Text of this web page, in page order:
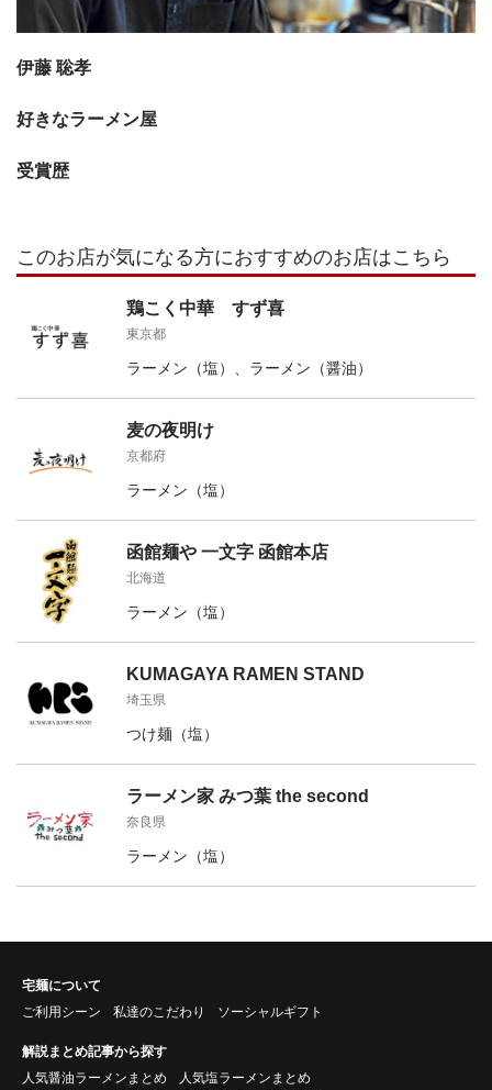
伊藤 聡孝
好きなラーメン屋
受賞歴
このお店が気になる方におすすめのお店はこちら
鶏こく中華 すず喜
東京都
ラーメン（塩）、ラーメン（醤油）
麦の夜明け
京都府
ラーメン（塩）
函館麺や 一文字 函館本店
北海道
ラーメン（塩）
KUMAGAYA RAMEN STAND
埼玉県
つけ麺（塩）
ラーメン家 みつ葉 the second
奈良県
ラーメン（塩）
宅麺について
ご利用シーン
私達のこだわり ソーシャルギフト
解説まとめ記事から探す
人気醤油ラーメンまとめ
人気塩ラーメンまとめ